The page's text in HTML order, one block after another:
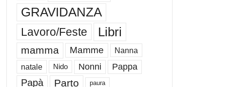
GRAVIDANZA
Lavoro/Feste Libri
mamma Mamme
Nanna
natale
Nido Nonni Pappa
Papà Parto paura